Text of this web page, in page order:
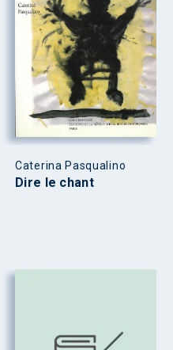
Caterina Pasqualino
Dire le chant